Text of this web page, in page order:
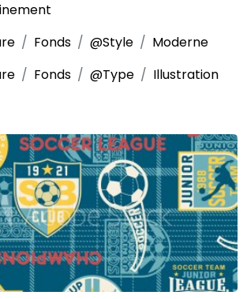
Fonds @Style
Moderne
Fonds @Type Illustration